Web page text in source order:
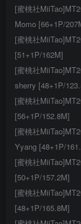
[蜜桃社
Momo [66+1P/
[蜜桃社
[51+1P/162M]
[蜜桃社
sherry [48+1P/
[蜜桃社
[56+1P/152.8M]
[蜜桃社
Yyang [48+1P/
[蜜桃社
[50+1P/157.2M]
[蜜桃社
[48+1P/165.8M]